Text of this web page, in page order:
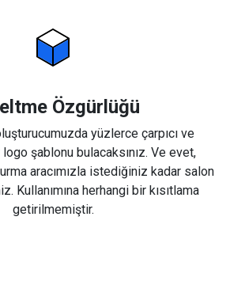
Özgürlüğü
yüzlerce çarpıcı ve
şablonu bulacaksınız. Ve evet,
aracımızla istediğiniz kadar salon
Kullanımına herhangi bir kısıtlama
getirilmemiştir.